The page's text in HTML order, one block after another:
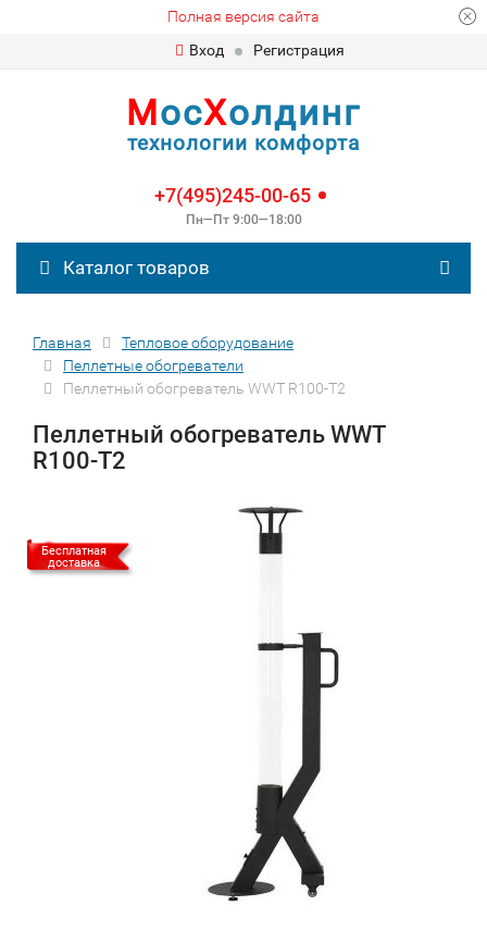
Полная версия сайта
Вход
Регистрация
МосХолдинг
технологии комфорта
+7(495)245-00-65
Пн—Пт 9:00—18:00
Каталог товаров
Главная
Тепловое оборудование
Пеллетные обогреватели
Пеллетный обогреватель WWT R100-T2
Пеллетный обогреватель WWT
R100-T2
Бесплатная
доставка